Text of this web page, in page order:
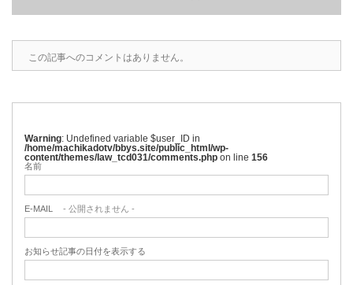
この記事へのコメントはありません。
Warning : Undefined variable $user_ID in
/home/machikadotv/bbys.site/public_html/wp-
content/themes/law_tcd031/comments.php on line 156
名前
E-MAIL - 公開されません -
お知らせ記事の日付を表示する